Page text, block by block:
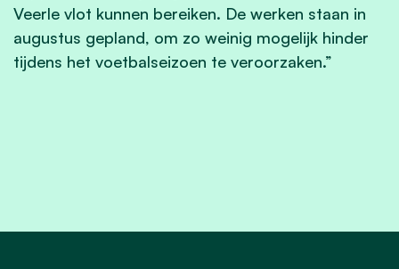
Veerle vlot kunnen bereiken. De werken staan in
augustus gepland, om zo weinig mogelijk hinder
tijdens het voetbalseizoen te veroorzaken.”